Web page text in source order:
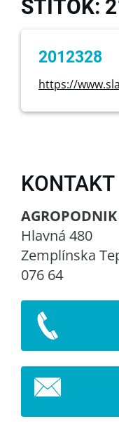
ŠTÍTOK:
2012328
https://
KONTAKT
Hlavná 480
Zemplínska
076 64